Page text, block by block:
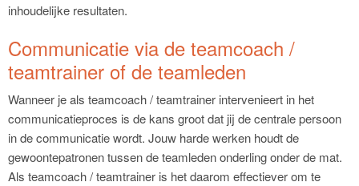
inhoudelijke resultaten.
Communicatie via de teamcoach /
teamtrainer of de teamleden
Wanneer je als teamcoach / teamtrainer intervenieert in het
communicatieproces is de kans groot dat jij de centrale persoon
in de communicatie wordt. Jouw harde werken houdt de
gewoontepatronen tussen de teamleden onderling onder de mat.
Als teamcoach / teamtrainer is het daarom effectiever om te